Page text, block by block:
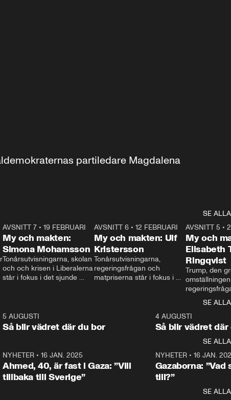
partiledare Magdalena
SE ALLA
24:30
AVSNITT 7• 19 FEBRUARI
My och makten:
Simona Mohamsson
Tonårsutvisningarna, skolan
och och krisen i Liberalerna
står i fokus i det sjunde
kommentator My
Rohwedder ställer
utbildnings- och
Mohamsson till svars.
27:30
AVSNITT 6 •12 FEBRUARI
My och makten: Ulf
Kristersson
Tonårsutvisningarna,
regeringsfrågan och
matpriserna står i fokus i
Rohwedder ställer
statsminister Ulf Kristersson
AVSNITT 5 •
My och
Elisabeth
Ringqvist
Trump, den
centrum i
avsnittet av
Makten”. Se
Aftonbladets
Rohwedder
Thand Ring
SE ALLA
5 AUGUSTI
Så blir vädret där du bor
4 AUGUSTI
Så blir vädret där
SE ALLA
NYHETER• 16 JAN. 2025
Ahmed, 40, är fast i Gaza: ”Vill
tillbaka till Sverige”
NYHETER• 16 JAN.
Gazaborna:
till?”
SE ALLA